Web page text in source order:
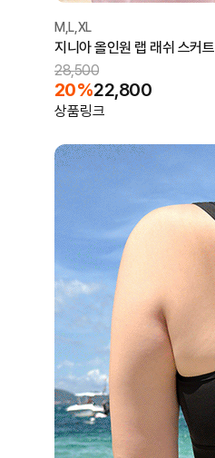
M,L,XL
지니아 올인원 랩 래쉬 스커트
28,500
20%22,800
상품링크